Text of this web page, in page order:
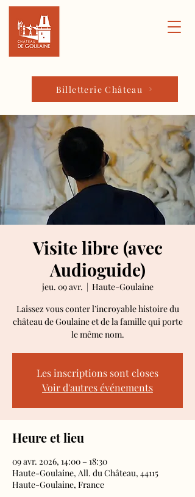
Billetterie Château
Visite libre (avec
Audioguide)
jeu. 09 avr.
  |
Haute-Goulaine
Laissez vous conter l’incroyable histoire du
château de Goulaine et de la famille qui porte
le même nom.
Les inscriptions sont closes
Voir d'autres événements
Heure et lieu
09 avr. 2026, 14:00 – 18:30
Haute-Goulaine, All. du Château, 44115
Haute-Goulaine, France